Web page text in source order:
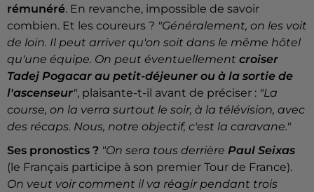
rémunéré. En revanche, impossible de savoir
combien. Et les coureurs ? "Généralement, on les voit
de loin. Il peut arriver qu'on soit dans le même hôtel
qu'une équipe. On peut éventuellement croiser
Tadej Pogacar au petit-déjeuner ou à la sortie de
l'ascenseur", plaisante-t-il avant de préciser : "La
course, on la verra surtout le soir, à la télévision, avec
des récaps. Nous, notre objectif, c'est la caravane."
Ses pronostics ? "On sera tous derrière Paul Seixas
(le Français participe à son premier Tour de France).
On veut voir comment il va réagir pendant trois